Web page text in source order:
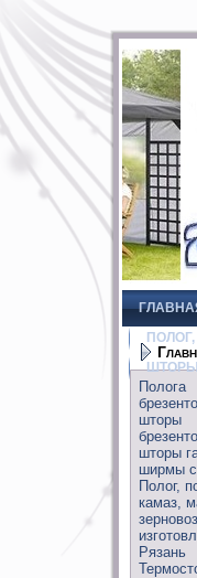
Полога
шторы
шторы
ширмы
Полог,
камаз,
зерновоз
Рязань